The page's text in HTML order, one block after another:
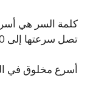
كلمة السر هي
تصل سرعتها إلى 400 كم في الساعة
أسرع مخلوق في